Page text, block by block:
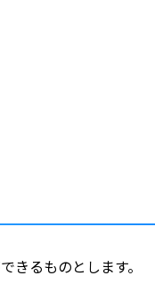
るものとします。